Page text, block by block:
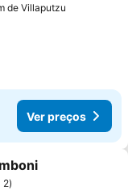
de Villaputzu
Ver preços
favoritos
2